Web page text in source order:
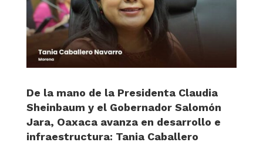
De la mano de la Presidenta Claudia
Sheinbaum y el Gobernador Salomón
Jara, Oaxaca avanza en desarrollo e
infraestructura: Tania Caballero